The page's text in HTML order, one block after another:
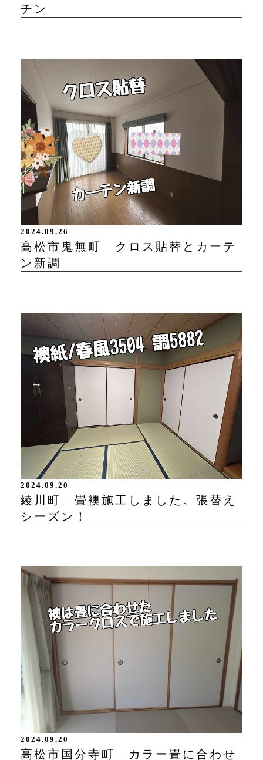
チン
2024.09.26
高松市鬼無町 クロス貼替とカーテ
ン新調
2024.09.20
綾川町 畳襖施工しました。張替え
シーズン！
2024.09.20
高松市国分寺町 カラー畳に合わせ